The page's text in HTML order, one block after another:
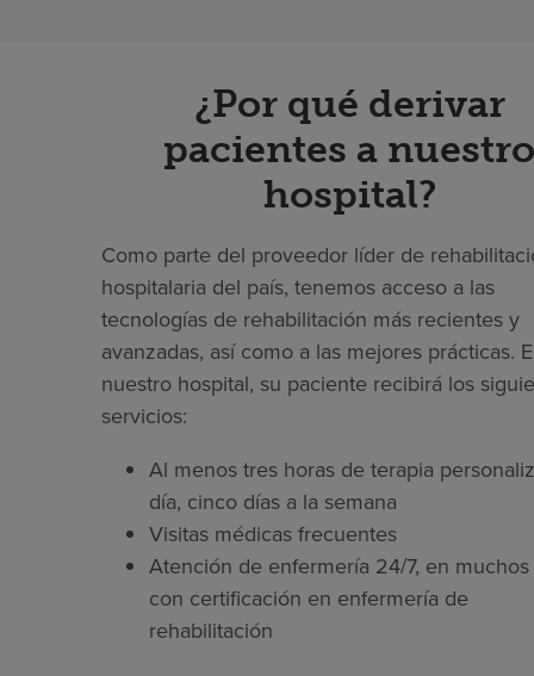
¿Por qué derivar
pacientes a nuestro
hospital?
Como parte del proveedor líder de
hospitalaria del país, tenemos acceso a las
tecnologías de rehabilitación más recientes y
avanzadas, así como a las mejores prácticas.
nuestro hospital, su paciente recibirá los
servicios:
Al menos tres horas de terapia
día, cinco días a la semana
Visitas médicas frecuentes
Atención de enfermería 24/7, en muchos
con certificación en enfermería de
rehabilitación